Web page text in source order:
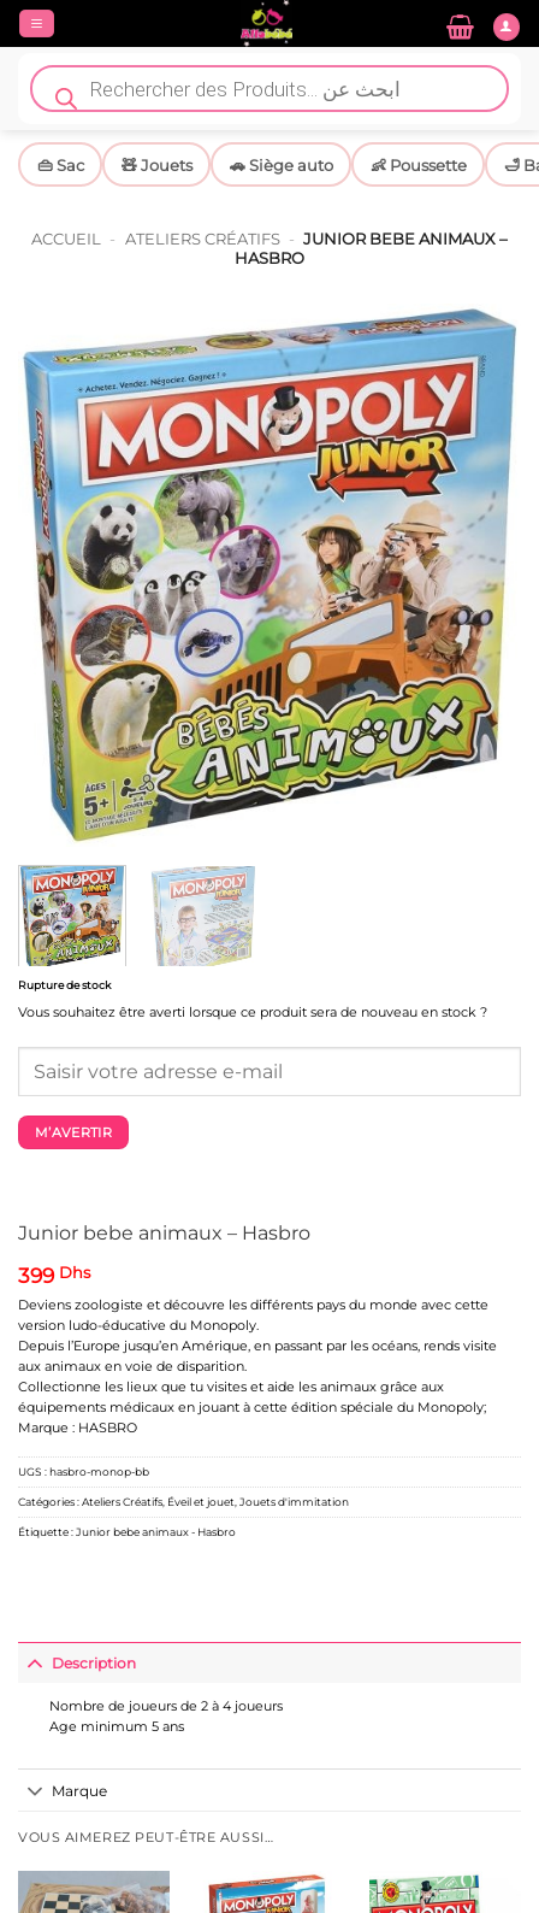
Passer
contenu
Recherche
de
produits
👜 Sac 🧸 Jouets 🚗 Siège auto 👶 Poussette 🛁
ACCUEIL - ATELIERS CRÉATIFS - JUNIOR BEBE ANIMAUX –
HASBRO
Junior bebe animaux – Hasbro
399 Dhs
Deviens zoologiste et découvre les différents pays du monde avec cette
version ludo-éducative du Monopoly.
Depuis l’Europe jusqu’en Amérique, en passant par les océans, rends visite
aux animaux en voie de disparition.
Collectionne les lieux que tu visites et aide les animaux grâce aux
équipements médicaux en jouant à cette édition spéciale du Monopoly;
Marque : HASBRO
Rupture de stock
Vous souhaitez être averti lorsque ce produit sera de nouveau en stock ?
M’AVERTIR
UGS :hasbro-monop-bb
Catégories :Ateliers Créatifs Éveil et jouet Jouets d'immitation
Étiquette :Junior bebe animaux - Hasbro
Description
Nombre de joueurs de 2 à 4 joueurs
Age minimum 5 ans
Marque
VOUS AIMEREZ PEUT-ÊTRE AUSSI…